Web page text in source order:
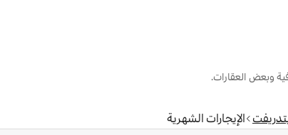
وبعض العقارات.
الإيجارات الشهرية